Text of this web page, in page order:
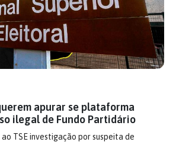
apurar se plataforma
ilegal de Fundo Partidário
TSE investigação por suspeita de